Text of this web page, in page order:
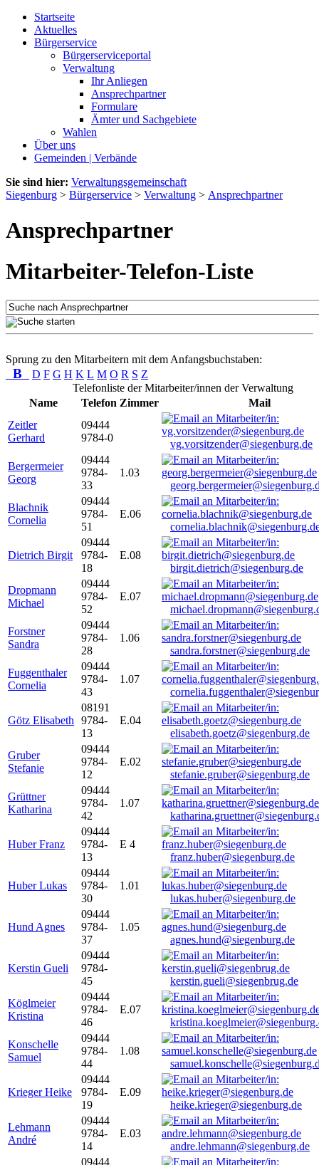
Startseite
Aktuelles
Bürgerservice
Bürgerserviceportal
Verwaltung
Ihr Anliegen
Ansprechpartner
Formulare
Ämter und Sachgebiete
Wahlen
Über uns
Gemeinden | Verbände
Sie sind hier: Verwaltungsgemeinschaft
Siegenburg > Bürgerservice > Verwaltung > Ansprechpartner
Ansprechpartner
Mitarbeiter-Telefon-Liste
Sprung zu den Mitarbeitern mit dem Anfangsbuchstaben:
B D F G H K L M O R S Z
Telefonliste der Mitarbeiter/innen der Verwaltung
Name
Telefon Zimmer
Mail
Zeitler
Gerhard
09444
9784-0
vg.vorsitzender@siegenburg.de
Bergermeier
Georg
09444
9784-
33
1.03
Blachnik
Cornelia
09444
9784-
51
E.06
Dietrich Birgit
09444
9784-
18
E.08
birgit.dietrich@siegenburg.de
Dropmann
Michael
09444
9784-
52
E.07
Forstner
Sandra
09444
9784-
28
1.06
sandra.forstner@siegenburg.de
Fuggenthaler
Cornelia
09444
9784-
43
1.07
Götz Elisabeth
08191
9784-
13
E.04
elisabeth.goetz@siegenburg.de
Gruber
Stefanie
09444
9784-
12
E.02
stefanie.gruber@siegenburg.de
Grüttner
Katharina
09444
9784-
42
1.07
Huber Franz
09444
9784-
13
E 4
franz.huber@siegenburg.de
Huber Lukas
09444
9784-
30
1.01
lukas.huber@siegenburg.de
Hund Agnes
09444
9784-
37
1.05
agnes.hund@siegenburg.de
Kerstin Gueli
09444
9784-
45
kerstin.gueli@siegenbrug.de
Köglmeier
Kristina
09444
9784-
46
E.07
Konschelle
Samuel
09444
9784-
44
1.08
Krieger Heike
09444
9784-
19
E.09
heike.krieger@siegenburg.de
Lehmann
André
09444
9784-
14
E.03
andre.lehmann@siegenburg.de
09444